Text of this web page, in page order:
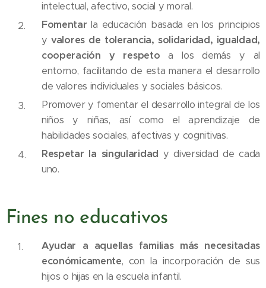
intelectual, afectivo, social y moral.
Fomentarla educación basada en los principios
yvalores de tolerancia, solidaridad, igualdad,
cooperación y respeto a los demás y al
entorno, facilitando de esta manera el desarrollo
de valores individuales y sociales básicos.
Promover y fomentar el desarrollo integral de los
niños y niñas, así como el aprendizaje de
habilidades sociales, afectivas y cognitivas.
Respetar la singularidad y diversidad de cada
uno.
Fines no educativos
Ayudar a aquellas familias más necesitadas
económicamente, con la incorporación de sus
hijos o hijas en la escuela infantil.